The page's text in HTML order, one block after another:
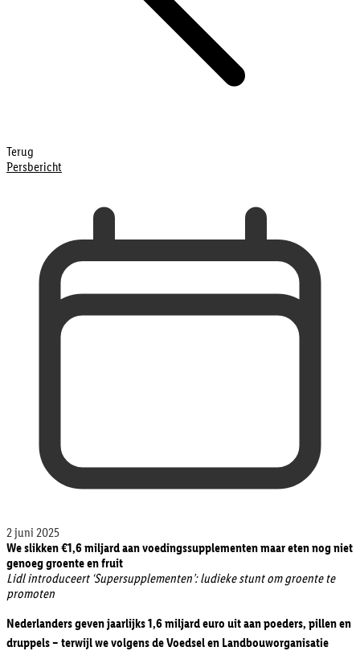
Terug
Persbericht
2 juni 2025
We slikken €1,6 miljard aan voedingssupplementen maareten nog niet
genoeg groente en fruit
Lidl introduceert ‘Supersupplementen’:ludieke stunt om groente te
promoten
Nederlanders geven jaarlijks 1,6 miljard euro uit aan poeders, pillen en
druppels – terwijl we volgens de Voedsel en Landbouworganisatie